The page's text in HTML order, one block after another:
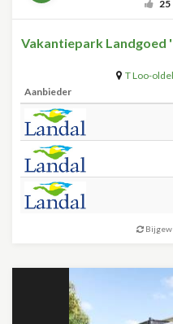
25
Vakantiepark Landgoed
T Loo-
Aanbieder